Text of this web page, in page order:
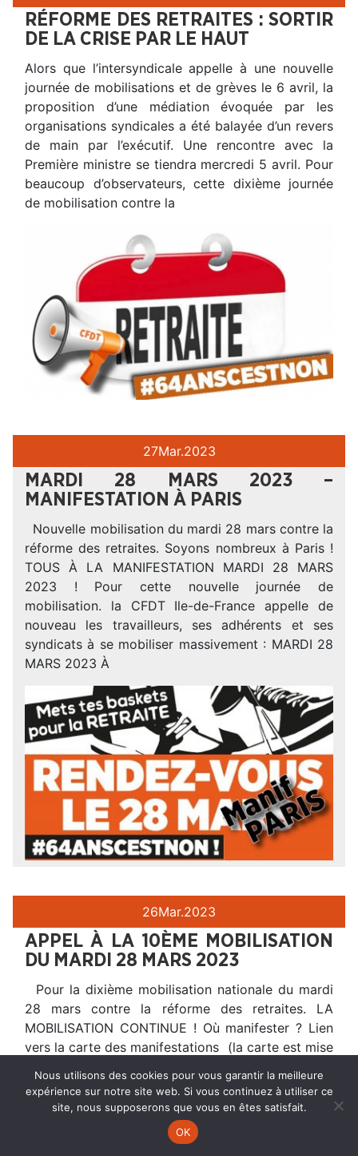
RÉFORME DES RETRAITES : SORTIR
DE LA CRISE PAR LE HAUT
Alors que l’intersyndicale appelle à une nouvelle
journée de mobilisations et de grèves le 6 avril, la
proposition d’une médiation évoquée par les
organisations syndicales a été balayée d’un revers
de main par l’exécutif. Une rencontre avec la
Première ministre se tiendra mercredi 5 avril. Pour
beaucoup d’observateurs, cette dixième journée
de mobilisation contre la
27Mar.2023
MARDI 28 MARS 2023 –
MANIFESTATION À PARIS
Nouvelle mobilisation du mardi 28 mars contre la
réforme des retraites. Soyons nombreux à Paris !
TOUS À LA MANIFESTATION MARDI 28 MARS
2023 ! Pour cette nouvelle journée de
mobilisation. la CFDT Ile-de-France appelle de
nouveau les travailleurs, ses adhérents et ses
syndicats à se mobiliser massivement : MARDI 28
MARS 2023 À
26Mar.2023
APPEL À LA 10ÈME MOBILISATION
DU MARDI 28 MARS 2023
Pour la dixième mobilisation nationale du mardi
28 mars contre la réforme des retraites. LA
MOBILISATION CONTINUE ! Où manifester ? Lien
vers la carte des manifestations (la carte est mise
sur la réforme des retraites : 24-03-23 : Message
envoyé aux personnels
Nous utilisons des cookies pour vous garantir la meilleure
expérience sur notre site web. Si vous continuez à utiliser ce
site, nous supposerons que vous en êtes satisfait.
OK